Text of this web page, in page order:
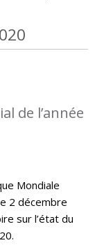
de l’année
Mondiale
2 décembre
sur l’état du